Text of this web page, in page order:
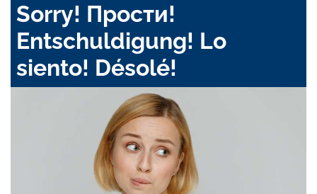
Sorry! Прости!
Entschuldigung! Lo
siento! Désolé!